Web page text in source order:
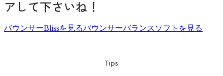
アして下さいね！
バウンサーBlissを見るバウンサーバランスソフトを見る
Tips